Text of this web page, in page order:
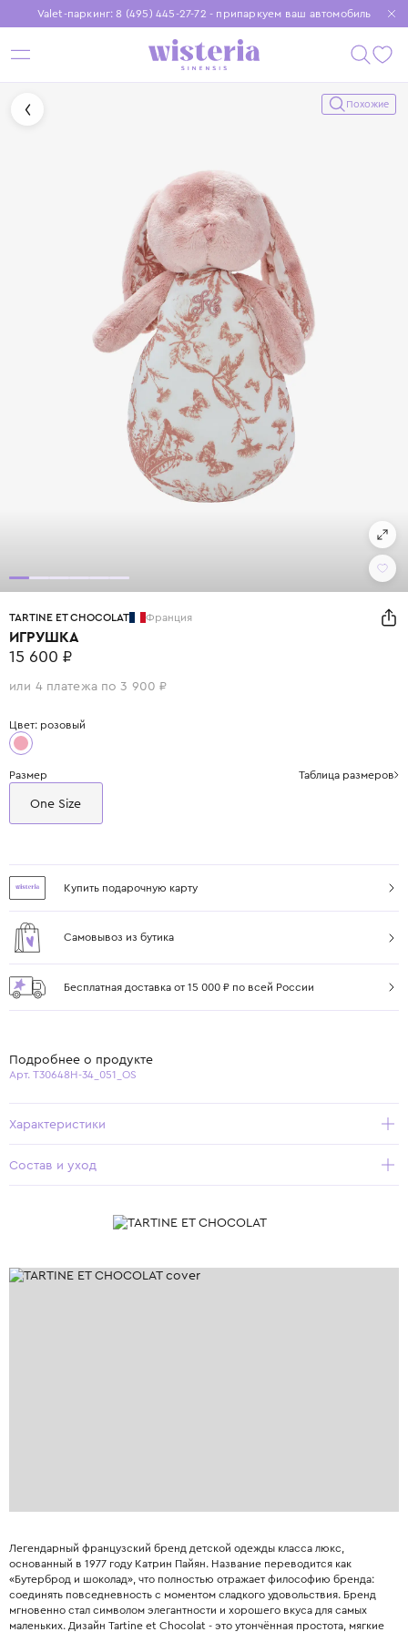
Valet-паркинг: 8 (495) 445-27-72 - припаркуем ваш автомобиль
Бесплатная доставка при заказе от 15 000 ₽
Установите приложение, чтобы покупки были еще удобнее
Похожие
TARTINE ET CHOCOLAT Франция
ИГРУШКА
15 600 ₽
или 4 платежа по 3 900 ₽
Цвет: розовый
Размер Таблица размеров
One Size
Купить подарочную карту
Самовывоз из бутика
Бесплатная доставка от 15 000 ₽ по всей России
Подробнее о продукте
Арт. T30648H-34_051_OS
Характеристики
Состав и уход
Легендарный французский бренд детской одежды класса люкс,
основанный в 1977 году Катрин Пайян. Название переводится как
«Бутерброд и шоколад», что полностью отражает философию бренда:
соединять повседневность с моментом сладкого удовольствия. Бренд
мгновенно стал символом элегантности и хорошего вкуса для самых
маленьких. Дизайн Tartine et Chocolat - это утончённая простота, мягкие